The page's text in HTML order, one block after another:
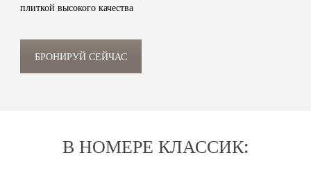
плиткой высокого качества
БРОНИРУЙ СЕЙЧАС
В НОМЕРЕ КЛАССИК: